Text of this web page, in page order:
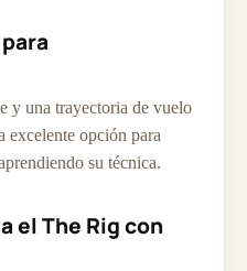
y una trayectoria de vuelo
excelente opción para
su técnica.
el The Rig con